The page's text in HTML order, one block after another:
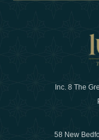
Inc. 8 The
58 New